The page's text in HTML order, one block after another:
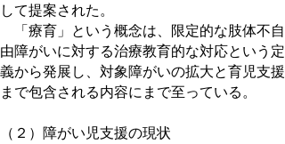
して提案された。
「療育」という概念は、限定的な肢体不自
由障がいに対する治療教育的な対応という定
義から発展し、対象障がいの拡大と育児支援
まで包含される内容にまで至っている。
（２）障がい児支援の現状